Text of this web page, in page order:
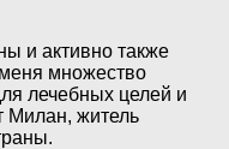
и активно также
множество
лечебных целей и
Милан, житель